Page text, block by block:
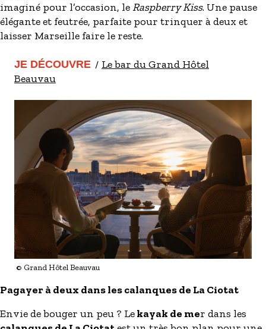
imaginé pour l’occasion, leRaspberry Kiss. Une pause
élégante et feutrée, parfaite pour trinquer à deux et
laisser Marseille faire le reste.
JE DÉCOUVRE
Le bar du Grand Hôtel
Beauvau
© Grand Hôtel Beauvau
Pagayer à deux dans les calanques de La Ciotat
Envie de bouger un peu ? Lekayak de mer dans les